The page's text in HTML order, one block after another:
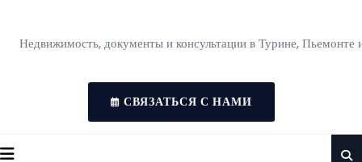
Недвижимость, документы и консультации в Турине, Пьемонте
СВЯЗАТЬСЯ С НАМИ